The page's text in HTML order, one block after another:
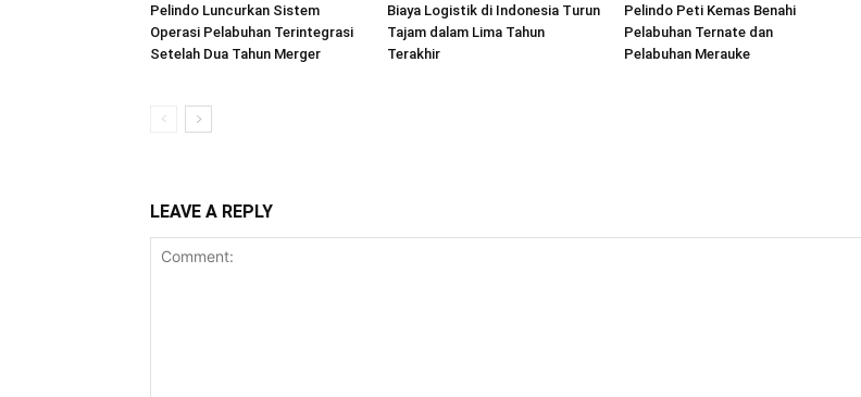
Pelindo Luncurkan Sistem
Operasi Pelabuhan Terintegrasi
Setelah Dua Tahun Merger
Biaya Logistik di Indonesia Turun
Tajam dalam Lima Tahun
Terakhir
Pelindo Peti Kemas Benahi
Pelabuhan Ternate dan
Pelabuhan Merauke
LEAVE A REPLY